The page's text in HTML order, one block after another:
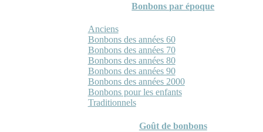
Bonbons par époque
Anciens
Bonbons des années 60
Bonbons des années 70
Bonbons des années 80
Bonbons des années 90
Bonbons des années 2000
Bonbons pour les enfants
Traditionnels
Goût de bonbons